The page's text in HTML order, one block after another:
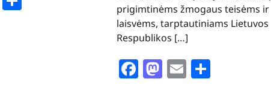
prigimtinėms žmogaus teisėms ir
laisvėms, tarptautiniams Lietuvos
Respublikos […]
Facebook
Mastodon
EmailShare